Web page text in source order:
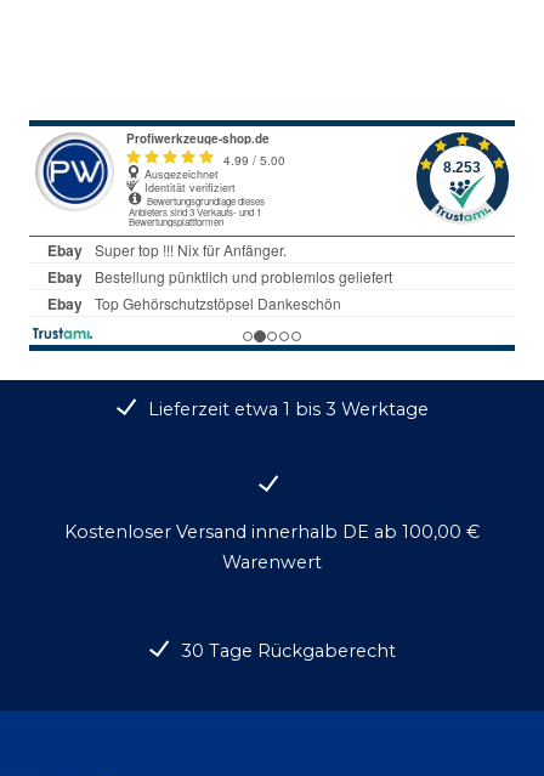
Lieferzeit etwa 1 bis 3 Werktage
Kostenloser Versand innerhalb DE ab 100,00 €
Warenwert
30 Tage Rückgaberecht